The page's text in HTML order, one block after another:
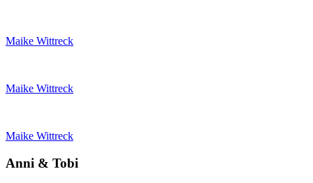
Maike Wittreck
Maike Wittreck
Maike Wittreck
Anni & Tobi